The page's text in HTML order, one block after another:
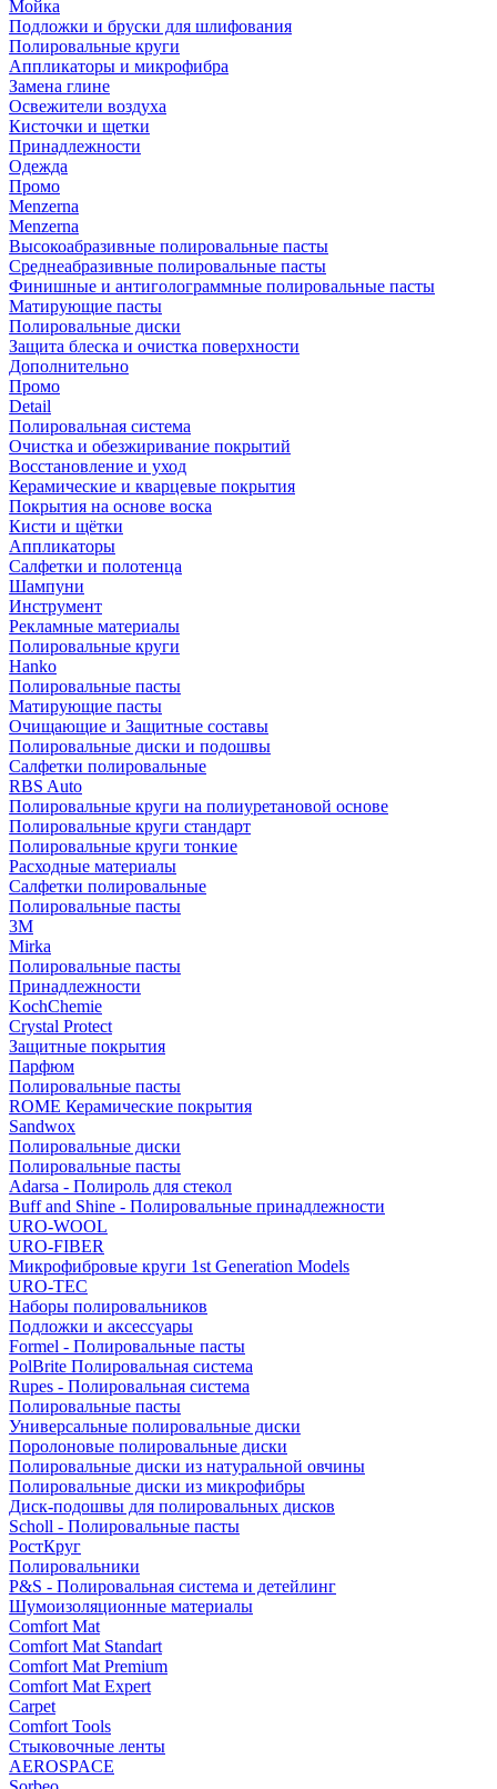
Мойка
Подложки и бруски для шлифования
Полировальные круги
Аппликаторы и микрофибра
Замена глине
Освежители воздуха
Кисточки и щетки
Принадлежности
Одежда
Промо
Menzerna
Menzerna
Высокоабразивные полировальные пасты
Среднеабразивные полировальные пасты
Финишные и антиголограммные полировальные пасты
Матирующие пасты
Полировальные диски
Защита блеска и очистка поверхности
Дополнительно
Промо
Detail
Полировальная система
Очистка и обезжиривание покрытий
Восстановление и уход
Керамические и кварцевые покрытия
Покрытия на основе воска
Кисти и щётки
Аппликаторы
Салфетки и полотенца
Шампуни
Инструмент
Рекламные материалы
Полировальные круги
Hanko
Полировальные пасты
Матирующие пасты
Очищающие и Защитные составы
Полировальные диски и подошвы
Салфетки полировальные
RBS Auto
Полировальные круги на полиуретановой основе
Полировальные круги стандарт
Полировальные круги тонкие
Расходные материалы
Салфетки полировальные
Полировальные пасты
3М
Mirka
Полировальные пасты
Принадлежности
KochChemie
Crystal Protect
Защитные покрытия
Парфюм
Полировальные пасты
ROME Керамические покрытия
Sandwox
Полировальные диски
Полировальные пасты
Adarsa - Полироль для стекол
Buff and Shine - Полировальные принадлежности
URO-WOOL
URO-FIBER
Микрофибровые круги 1st Generation Models
URO-TEC
Наборы полировальников
Подложки и аксессуары
Formel - Полировальные пасты
PolBrite Полировальная система
Rupes - Полировальная система
Полировальные пасты
Универсальные полировальные диски
Поролоновые полировальные диски
Полировальные диски из натуральной овчины
Полировальные диски из микрофибры
Диск-подошвы для полировальных дисков
Scholl - Полировальные пасты
РостКруг
Полировальники
P&S - Полировальная система и детейлинг
Шумоизоляционные материалы
Comfort Mat
Comfort Mat Standart
Comfort Mat Premium
Comfort Mat Expert
Carpet
Comfort Tools
Стыковочные ленты
AEROSPACE